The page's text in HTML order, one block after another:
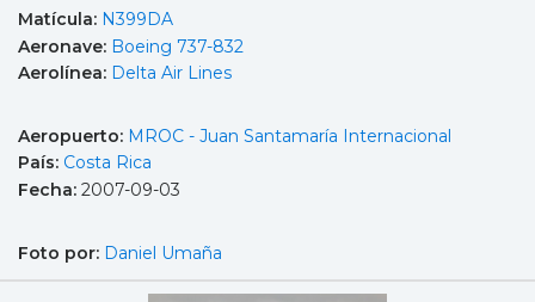
Matícula: N399DA
Aeronave: Boeing 737-832
Aerolínea: Delta Air Lines
Aeropuerto: MROC - Juan Santamaría Internacional
País: Costa Rica
Fecha: 2007-09-03
Foto por: Daniel Umaña